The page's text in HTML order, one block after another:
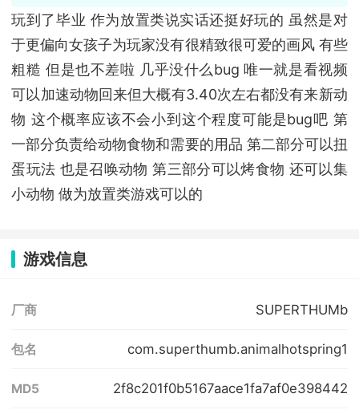
玩到了毕业 作为放置类说实话还挺好玩的 虽然是对
于更偏向女孩子为玩家没有很精致很可爱的画风 有些
粗糙 但是也不差啦 几乎没什么bug 唯一就是看视频
可以加速动物回来但大概有3.40次左右都没有来新动
物 这个概率应该不会小到这个程度可能是bug吧 第
一部分负责给动物食物和需要的用品 第二部分可以扭
蛋玩法 也是召唤动物 第三部分可以烤食物 还可以集
小动物 做为放置类游戏可以的
游戏信息
厂商 SUPERTHUMb
包名 com.superthumb.animalhotspring1
MD5 2f8c201f0b5167aace1fa7af0e398442